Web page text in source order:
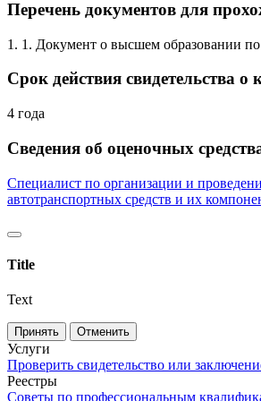
Перечень документов для
1. 1. Документ о высшем образовании
Срок действия свидетельства
4 года
Сведения об оценочных
Специалист по организации и
автотранспортных средств и их
Title
Text
Принять Отменить
Услуги
Проверить свидетельство или
Реестры
Советы по профессиональным